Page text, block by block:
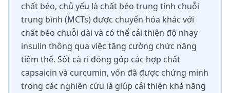
chất béo, chủ yếu là chất béo trung tính chuỗi
trung bình (MCTs) được chuyển hóa khác với
chất béo chuỗi dài và có thể cải thiện độ nhạy
insulin thông qua việc tăng cường chức năng
tiêm thể. Sốt cà ri đóng góp các hợp chất
capsaicin và curcumin, vốn đã được chứng minh
trong các nghiên cứu là giúp cải thiện khả năng